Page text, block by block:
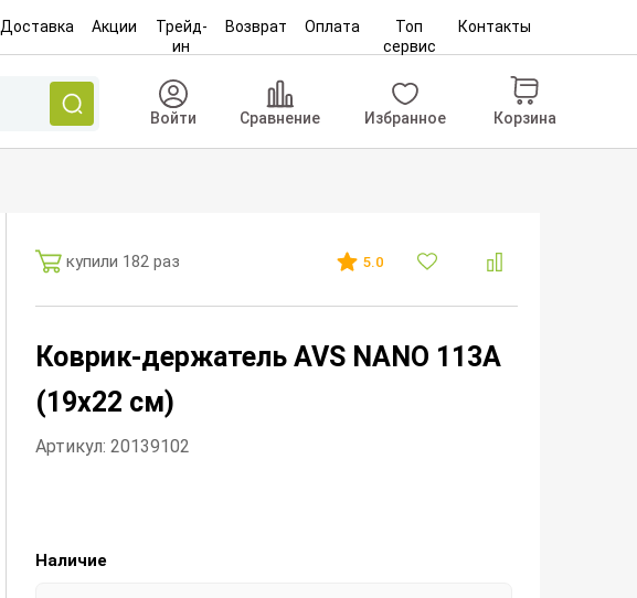
Доставка Акции
Трейд-
ин
Возврат Оплата
Топ
сервис
Контакты
Войти Сравнение Избранное Корзина
купили 182 раз 5.0
Коврик-держатель AVS NANO 113A
(19х22 см)
Артикул: 20139102
Наличие